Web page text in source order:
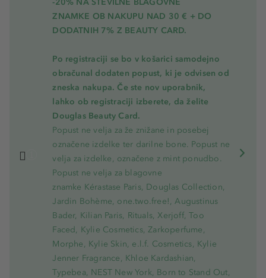
-20% NA ŠTEVILNE BLAGOVNE
ZNAMKE OB NAKUPU NAD 30 € + DO
DODATNIH 7% Z BEAUTY CARD.
Po registraciji se bo v košarici samodejno
obračunal dodaten popust, ki je odvisen od
zneska nakupa. Če ste nov uporabnik,
lahko ob registraciji izberete, da želite
Douglas Beauty Card.
Popust ne velja za že znižane in posebej
označene izdelke ter darilne bone. Popust ne
velja za izdelke, označene z mint ponudbo.
Popust ne velja za blagovne
znamke Kérastase Paris, Douglas Collection,
Jardin Bohème, one.two.free!, Augustinus
Bader, Kilian Paris, Rituals, Xerjoff, Too
Faced, Kylie Cosmetics, Zarkoperfume,
Morphe, Kylie Skin, e.l.f. Cosmetics, Kylie
Jenner Fragrance, Khloe Kardashian,
Typebea, NEST New York, Born to Stand Out,